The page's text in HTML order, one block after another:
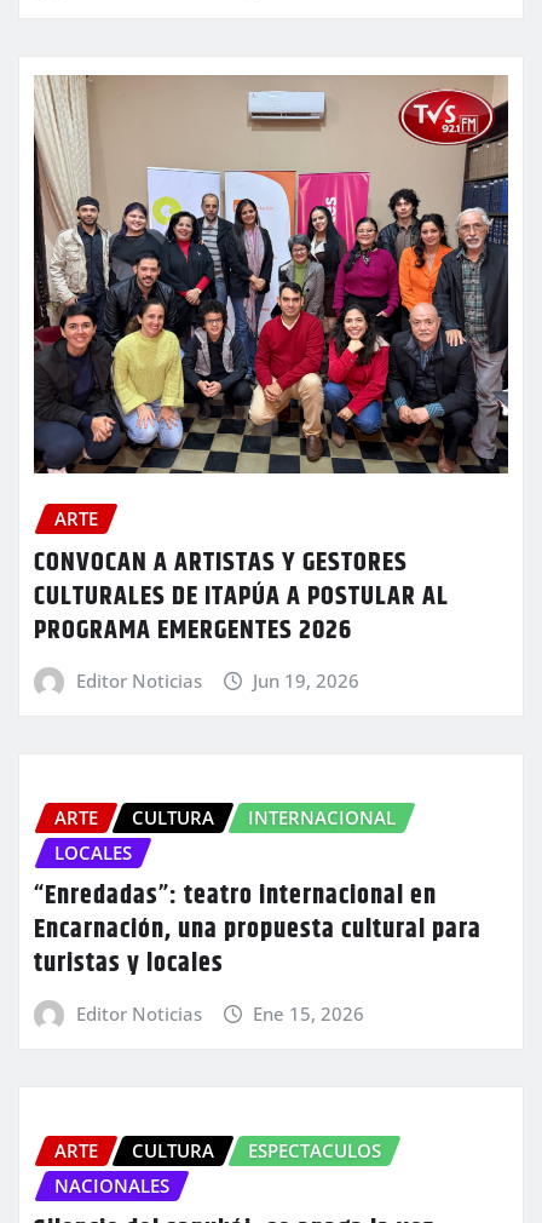
ARTE
CONVOCAN A ARTISTAS Y GESTORES
CULTURALES DE ITAPÚA A POSTULAR AL
PROGRAMA EMERGENTES 2026
Editor Noticias Jun 19, 2026
ARTE CULTURA
INTERNACIONAL
LOCALES
“Enredadas”: teatro internacional en
Encarnación, una propuesta cultural para
turistas y locales
Editor Noticias Ene 15, 2026
ARTE CULTURA
ESPECTACULOS
NACIONALES